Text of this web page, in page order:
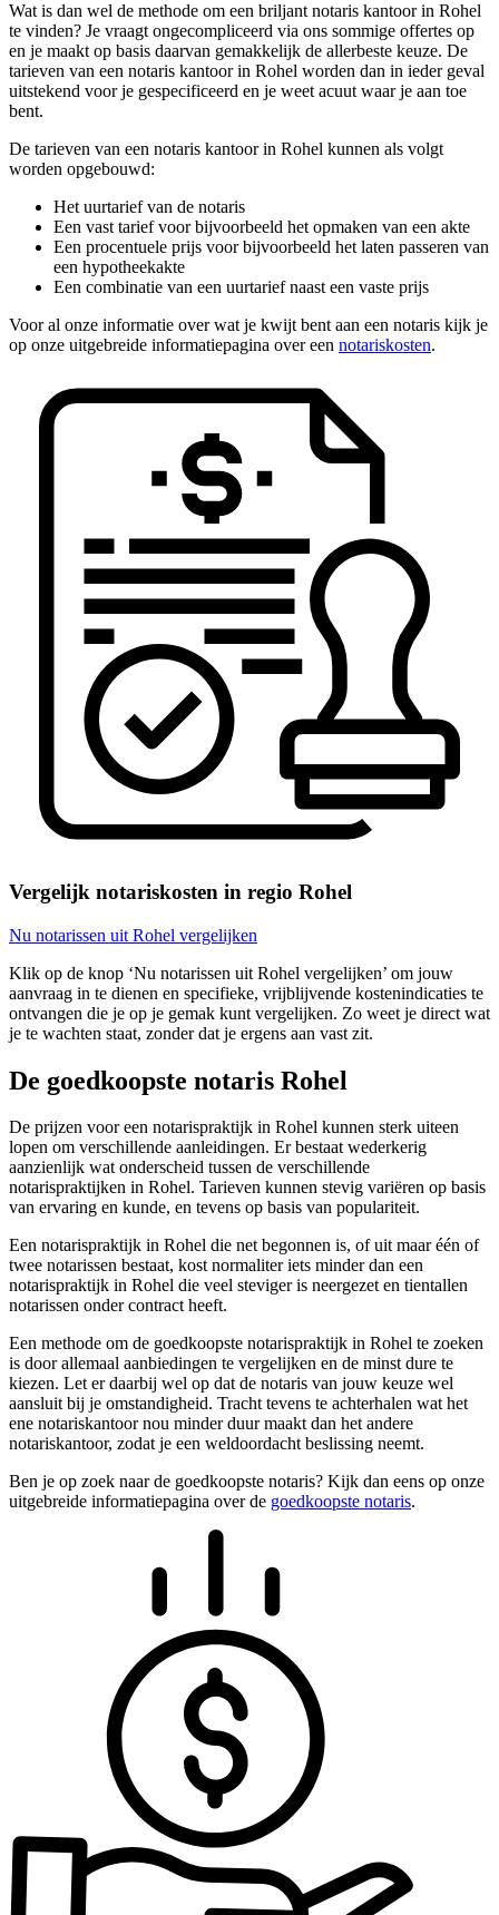
Wat is dan wel de methode om een briljant notaris kantoor in Rohel
te vinden? Je vraagt ongecompliceerd via ons sommige offertes op
en je maakt op basis daarvan gemakkelijk de allerbeste keuze. De
tarieven van een notaris kantoor in Rohel worden dan in ieder geval
uitstekend voor je gespecificeerd en je weet acuut waar je aan toe
bent.
De tarieven van een notaris kantoor in Rohel kunnen als volgt
worden opgebouwd:
Het uurtarief van de notaris
Een vast tarief voor bijvoorbeeld het opmaken van een akte
Een procentuele prijs voor bijvoorbeeld het laten passeren van
een hypotheekakte
Een combinatie van een uurtarief naast een vaste prijs
Voor al onze informatie over wat je kwijt bent aan een notaris kijk je
op onze uitgebreide informatiepagina over een notariskosten.
Vergelijk notariskosten in regio Rohel
Nu notarissen uit Rohel vergelijken
Klik op de knop ‘Nu notarissen uit Rohel vergelijken’ om jouw
aanvraag in te dienen en specifieke, vrijblijvende kostenindicaties te
ontvangen die je op je gemak kunt vergelijken. Zo weet je direct wat
je te wachten staat, zonder dat je ergens aan vast zit.
De goedkoopste notaris Rohel
De prijzen voor een notarispraktijk in Rohel kunnen sterk uiteen
lopen om verschillende aanleidingen. Er bestaat wederkerig
aanzienlijk wat onderscheid tussen de verschillende
notarispraktijken in Rohel. Tarieven kunnen stevig variëren op basis
van ervaring en kunde, en tevens op basis van populariteit.
Een notarispraktijk in Rohel die net begonnen is, of uit maar één of
twee notarissen bestaat, kost normaliter iets minder dan een
notarispraktijk in Rohel die veel steviger is neergezet en tientallen
notarissen onder contract heeft.
Een methode om de goedkoopste notarispraktijk in Rohel te zoeken
is door allemaal aanbiedingen te vergelijken en de minst dure te
kiezen. Let er daarbij wel op dat de notaris van jouw keuze wel
aansluit bij je omstandigheid. Tracht tevens te achterhalen wat het
ene notariskantoor nou minder duur maakt dan het andere
notariskantoor, zodat je een weldoordacht beslissing neemt.
Ben je op zoek naar de goedkoopste notaris? Kijk dan eens op onze
uitgebreide informatiepagina over de goedkoopste notaris.